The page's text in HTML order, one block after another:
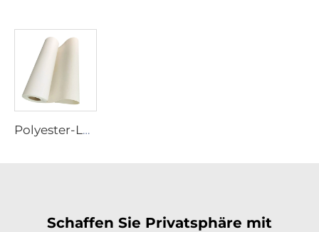
Polyester-Leinwand
Schaffen Sie Privatsphäre mit